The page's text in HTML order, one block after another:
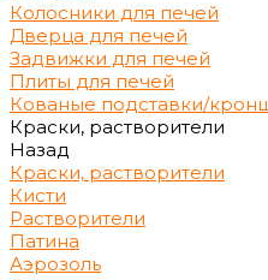
Колосники для печей
Дверца для печей
Задвижки для печей
Плиты для печей
Кованые подставки/
Краски, растворители
Назад
Краски, растворители
Кисти
Растворители
Патина
Аэрозоль